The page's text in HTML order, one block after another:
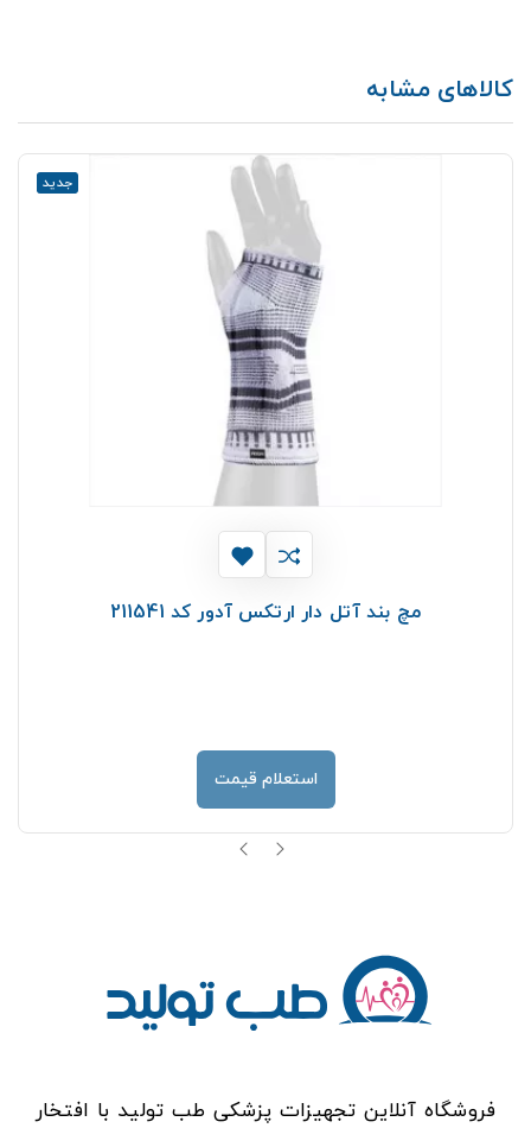
کالاهای مشابه
جدید
مچ بند آتل دار ارتکس آدور کد 211541
استعلام قیمت
فروشگاه آنلاین تجهیزات پزشکی طب تولید با افتخار